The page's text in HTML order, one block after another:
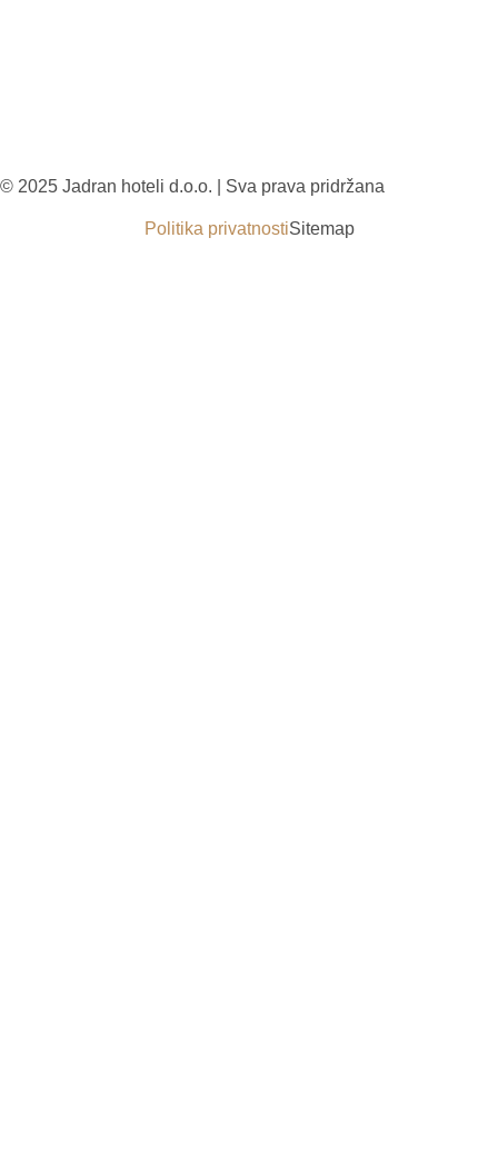
© 2025 Jadran hoteli d.o.o. | Sva prava pridržana
Politika privatnostiSitemap